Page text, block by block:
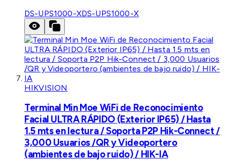
DS-UPS1000-XDS-UPS1000-X
HIKVISION
Terminal Min Moe WiFi de Reconocimiento
Facial ULTRA RÁPIDO (Exterior IP65) / Hasta
1.5 mts en lectura / Soporta P2P Hik-Connect /
3,000 Usuarios /QR y Videoportero
(ambientes de bajo ruido) / HIK-IA